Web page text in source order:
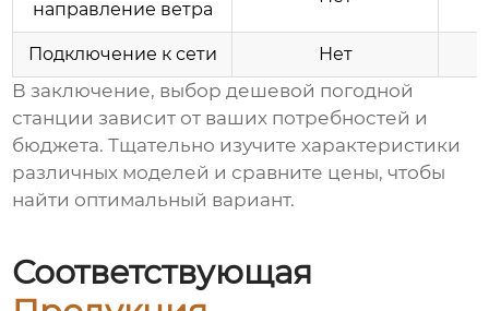
направление ветра
Подключение к сети Нет
В заключение, выбордешевой погодной
станции зависит от ваших потребностей и
бюджета. Тщательно изучите характеристики
различных моделей и сравните цены, чтобы
найти оптимальный вариант.
Соответствующая